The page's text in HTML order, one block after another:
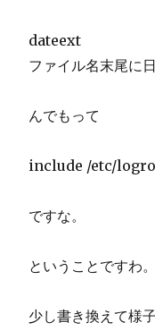
dateext
ファイル名末尾に
んでもって
include /etc/
ですな。
ということですわ。
少し書き換えて様